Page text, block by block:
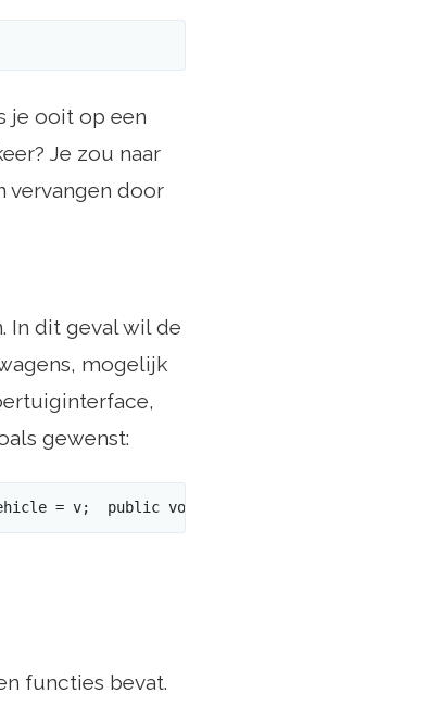
je ooit op een
Je zou naar
vervangen door
In dit geval wil de
mogelijk
gewenst:
vehicle = v;  public void commute ()
functies bevat.